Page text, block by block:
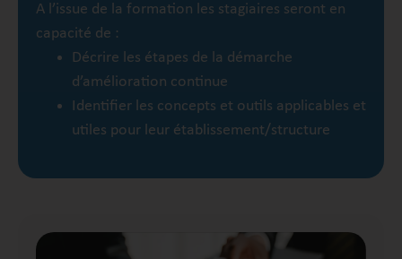
A l’issue de la formation les stagiaires seront en
capacité de :
Décrire les étapes de la démarche
d’amélioration continue
Identifier les concepts et outils applicables et
utiles pour leur établissement/structure